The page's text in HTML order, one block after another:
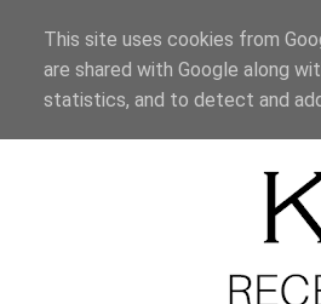
This site uses cookies from
are shared with Google along
statistics, and to detect and